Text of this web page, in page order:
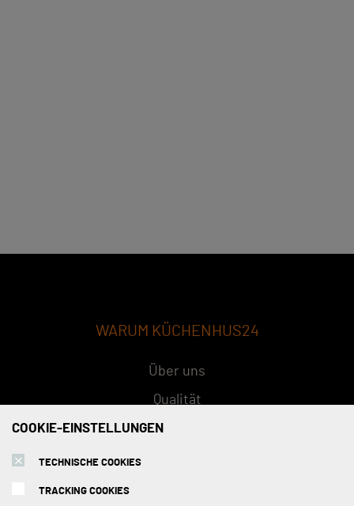
COOKIE-EINSTELLUNGEN
TECHNISCHE COOKIES
TRACKING COOKIES
WARUM KÜCHENHUS24
Über uns
Qualität
Konzept